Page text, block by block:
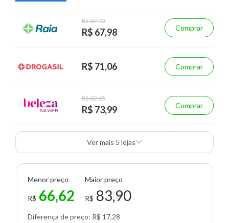
R$ 89,90
R$ 67,98 Comprar
R$ 71,06 Comprar
R$ 82,65
R$ 73,99 Comprar
Ver mais 5 lojas
Menor preço
R$ 66,62
Maior preço
R$ 83,90
Diferença de preço: R$ 17,28